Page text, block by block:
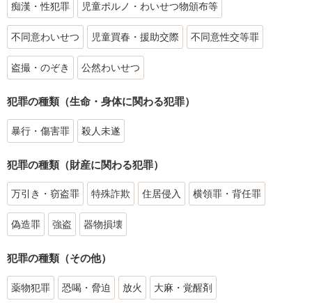
痴漢・性犯罪 児童ポルノ・わいせつ物頒布等
不同意わいせつ 児童買春・援助交際 不同意性交等罪
盗撮・のぞき 公然わいせつ
犯罪の種類（生命・身体に関わる犯罪）
暴行・傷害罪 殺人未遂
犯罪の種類（財産に関わる犯罪）
万引き・窃盗罪 特殊詐欺 住居侵入 横領罪・背任罪
偽造罪 強盗 器物損壊
犯罪の種類（その他）
薬物犯罪 恐喝・脅迫 放火 大麻・覚醒剤